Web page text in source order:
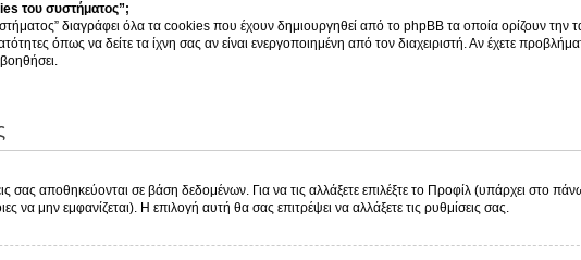
του συστήματος”;
διαγράφει όλα τα cookies που έχουν δημιουργηθεί από το phpBB τα οποία ορίζουν την
όπως να δείτε τα ίχνη σας αν είναι ενεργοποιημένη από τον διαχειριστή. Αν έχετε
σας αποθηκεύονται σε βάση δεδομένων. Για να τις αλλάξετε επιλέξτε το Προφίλ (υπάρχει στο
να μην εμφανίζεται). Η επιλογή αυτή θα σας επιτρέψει να αλλάξετε τις ρυθμίσεις σας.